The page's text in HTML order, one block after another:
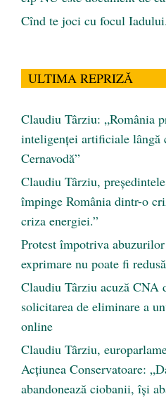
Cînd te joci cu focul
ULTIMA REPRIZĂ
Claudiu Târziu: „România
inteligenței artificiale lângă
Cernavodă”
Claudiu Târziu,
împinge România dintr-o
criza energiei.”
Protest împotriva
exprimare nu poate fi
Claudiu Târziu acuză CNA
solicitarea de eliminare a
online
Claudiu Târziu,
Acțiunea Conservatoare:
abandonează ciobanii, își